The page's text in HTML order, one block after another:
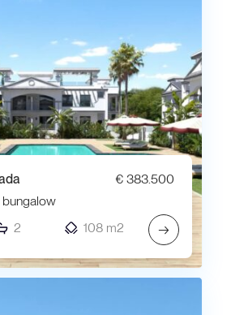
€ 383.500
2 108 m2 →